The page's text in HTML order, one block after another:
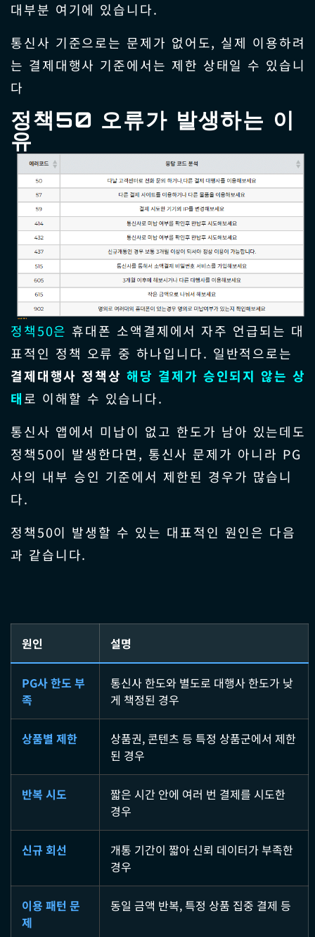
대부분 여기에 있습니다.
통신사 기준으로는 문제가 없어도, 실제 이용하려
는 결제대행사 기준에서는 제한 상태일 수 있습니
다
정책50 오류가 발생하는 이
유
정책50은 휴대폰 소액결제에서 자주 언급되는 대
표적인 정책 오류 중 하나입니다. 일반적으로는
결제대행사 정책상해당 결제가 승인되지 않는 상
태로 이해할 수 있습니다.
통신사 앱에서 미납이 없고 한도가 남아 있는데도
정책50이 발생한다면, 통신사 문제가 아니라 PG
사의 내부 승인 기준에서 제한된 경우가 많습니
다.
정책50이 발생할 수 있는 대표적인 원인은 다음
과 같습니다.
원인 설명
PG사 한도 부
족
통신사 한도와 별도로 대행사 한도가 낮
게 책정된 경우
상품별 제한
상품권, 콘텐츠 등 특정 상품군에서 제한
된 경우
반복 시도
짧은 시간 안에 여러 번 결제를 시도한
경우
신규 회선
개통 기간이 짧아 신뢰 데이터가 부족한
경우
이용 패턴 문
제
동일 금액 반복, 특정 상품 집중 결제 등